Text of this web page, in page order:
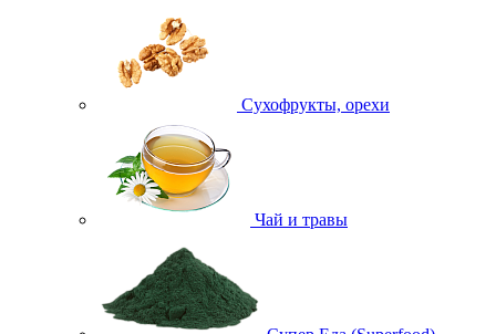
Сухофрукты, орехи
Чай и травы